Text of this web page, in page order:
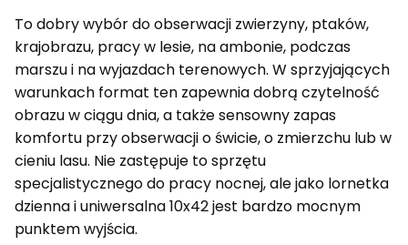
To dobry wybór do obserwacji zwierzyny, ptaków,
krajobrazu, pracy w lesie, na ambonie, podczas
marszu i na wyjazdach terenowych. W sprzyjających
warunkach format ten zapewnia dobrą czytelność
obrazu w ciągu dnia, a także sensowny zapas
komfortu przy obserwacji o świcie, o zmierzchu lub w
cieniu lasu. Nie zastępuje to sprzętu
specjalistycznego do pracy nocnej, ale jako lornetka
dzienna i uniwersalna 10x42 jest bardzo mocnym
punktem wyjścia.